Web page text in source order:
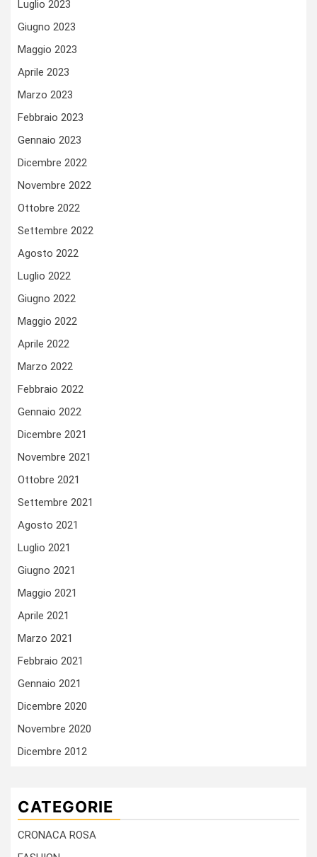
Luglio 2023
Giugno 2023
Maggio 2023
Aprile 2023
Marzo 2023
Febbraio 2023
Gennaio 2023
Dicembre 2022
Novembre 2022
Ottobre 2022
Settembre 2022
Agosto 2022
Luglio 2022
Giugno 2022
Maggio 2022
Aprile 2022
Marzo 2022
Febbraio 2022
Gennaio 2022
Dicembre 2021
Novembre 2021
Ottobre 2021
Settembre 2021
Agosto 2021
Luglio 2021
Giugno 2021
Maggio 2021
Aprile 2021
Marzo 2021
Febbraio 2021
Gennaio 2021
Dicembre 2020
Novembre 2020
Dicembre 2012
CATEGORIE
CRONACA ROSA